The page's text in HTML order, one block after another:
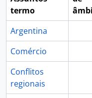
termo
Argentina
Comércio
Conflitos
regionais